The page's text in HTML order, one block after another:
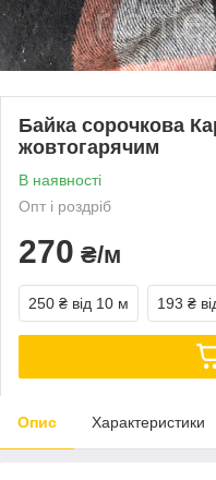
Байка сорочкова
жовтогарячим
В наявності
Опт і роздріб
270 ₴/м
250 ₴ від 10 м 193 ₴
Опис Характеристики